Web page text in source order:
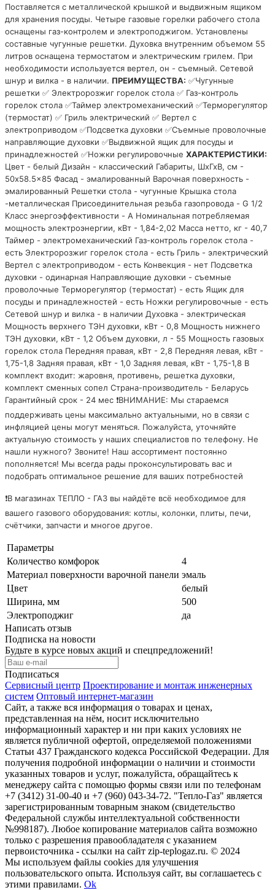
Поставляется с металлической крышкой и выдвижным ящиком
для хранения посуды. Четыре газовые горелки рабочего стола
оснащены газ-контролем и электроподжигом. Установлены
составные чугунные решетки. Духовка внутренним объемом 55
литров оснащена термостатом и электрическим грилем. При
необходимости используется вертел, он - съемный. Сетевой
шнур и вилка - в наличии. ПРЕИМУЩЕСТВА: ✅Чугунные
решетки ✅ Электророзжиг горелок стола ✅ Газ-контроль
горелок стола ✅Таймер электромеханический ✅Терморегулятор
(термостат) ✅ Гриль электрический ✅ Вертел с
электроприводом ✅Подсветка духовки ✅Съемные проволочные
направляющие духовки ✅Выдвижной ящик для посуды и
принадлежностей ✅Ножки регулировочные ХАРАКТЕРИСТИКИ:
Цвет - белый Дизайн - классический Габариты, ШхГхВ, см -
50x58.5x85 Фасад - эмалированный Варочная поверхность -
эмалированный Решетки стола - чугунные Крышка стола
-металлическая Присоединительная резьба газопровода - G 1/2
Класс энергоэффективности - A Номинальная потребляемая
мощность электроэнергии, кВт - 1,84-2,02 Масса нетто, кг - 40,7
Таймер - электромеханический Газ-контроль горелок стола -
есть Электророзжиг горелок стола - есть Гриль - электрический
Вертел с электроприводом - есть Конвекция - нет Подсветка
духовки - одинарная Направляющие духовки - съемные
проволочные Терморегулятор (термостат) - есть Ящик для
посуды и принадлежностей - есть Ножки регулировочные - есть
Сетевой шнур и вилка - в наличии Духовка - электрическая
Мощность верхнего ТЭН духовки, кВт - 0,8 Мощность нижнего
ТЭН духовки, кВт - 1,2 Объем духовки, л - 55 Мощность газовых
горелок стола Передняя правая, кВт - 2,8 Передняя левая, кВт -
1,75-1,8 Задняя правая, кВт - 1,0 Задняя левая, кВт - 1,75-1,8 В
комплект входит: жаровня, противень, решетка духовки,
комплект сменных сопел Страна-производитель - Беларусь
Гарантийный срок - 24 мес ❗ВНИМАНИЕ: Мы стараемся
поддерживать цены максимально актуальными, но в связи с
инфляцией цены могут меняться. Пожалуйста, уточняйте
актуальную стоимость у наших специалистов по телефону. Не
нашли нужного? Звоните! Наш ассортимент постоянно
пополняется! Мы всегда рады проконсультировать вас и
подобрать оптимальное решение для ваших потребностей
❗В магазинах ТЕПЛО - ГАЗ вы найдёте всё необходимое для
вашего газового оборудования: котлы, колонки, плиты, печи,
счётчики, запчасти и многое другое.
Параметры
Количество комфорок
4
Материал поверхности варочной панели эмаль
Цвет
белый
Ширина, мм
500
Электроподжиг
да
Написать отзыв
Подписка на новости
Будьте в курсе новых акций и спецпредложений!
Подписаться
Сервисный центр Проектирование и монтаж инженерных
систем Оптовый интернет-магазин
Сайт, а также вся информация о товарах и ценах,
представленная на нём, носит исключительно
информационный характер и ни при каких условиях не
является публичной офертой, определяемой положениями
Статьи 437 Гражданского кодекса Российской Федерации. Для
получения подробной информации о наличии и стоимости
указанных товаров и услуг, пожалуйста, обращайтесь к
менеджеру сайта с помощью формы связи или по телефонам
+7 (3412) 31-00-40 и +7 (960) 043-34-72. "Тепло-Газ" является
зарегистрированным товарным знаком (свидетельство
Федеральной службы интеллектуальной собственности
№998187). Любое копирование материалов сайта возможно
только с разрешения правообладателя с указанием
первоисточника - ссылки на сайт zip-teplogaz.ru. © 2024
Мы используем файлы сookies для улучшения
пользовательского опыта. Используя сайт, вы соглашаетесь с
этими правилами. Ok